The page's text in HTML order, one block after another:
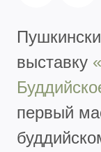
выставку
первый